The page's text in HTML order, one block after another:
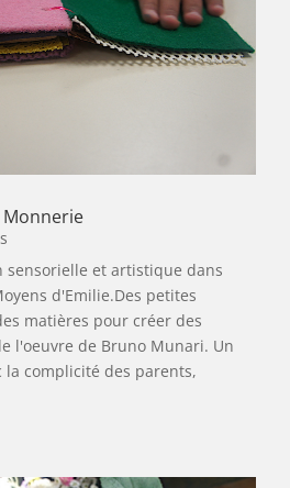
Monnerie
sensorielle et artistique dans
d'Emilie.Des petites
matières pour créer des
l'oeuvre de Bruno Munari. Un
complicité des parents,